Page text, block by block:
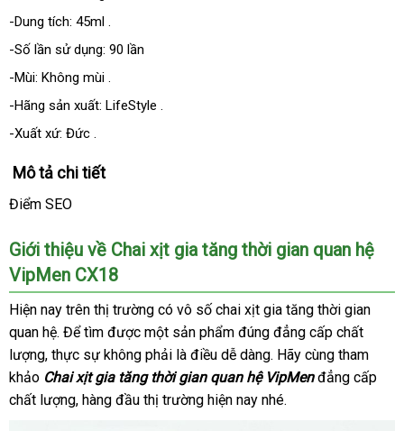
chỉ
-Dung tích: 45ml .
-Số lần sử dụng: 90 lần
-Mùi: Không mùi .
-Hãng sản xuất: LifeStyle .
-Xuất xứ: Đức .
Mô tả chi tiết
Điểm SEO
Giới thiệu về Chai xịt gia tăng thời gian quan hệ
VipMen CX18
mua
hàng
Hiện nay trên thị trường có vô số chai xịt gia tăng thời gian
quan hệxách
tay
. Để tìm bền
được một sản phẩm đúng đẳng cấp chất
lượngthế
giới
, thực sự không phải là điều dễ dànggiá
bán
lẻ
. Hãy cùng tham
khảo Chai xịt gia tăng thời gian quan hệ VipMenđẳng cấp
chất lượngnhanh
, hàng đầu thị trường Đài
hiện nay miễn
nhé.